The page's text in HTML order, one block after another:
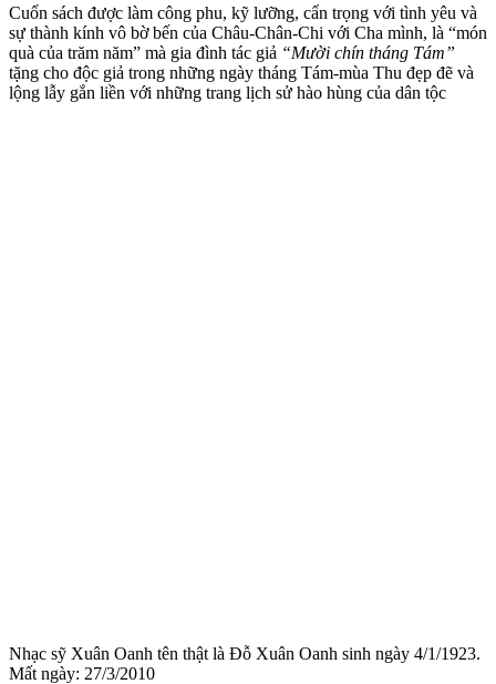
Cuốn sách được làm công phu, kỹ lưỡng, cẩn trọng với tình yêu và
sự thành kính vô bờ bến của Châu-Chân-Chi với Cha mình, là “món
quà của trăm năm” mà gia đình tác giả “Mười chín tháng Tám”
tặng cho độc giả trong những ngày tháng Tám-mùa Thu đẹp đẽ và
lộng lẫy gắn liền với những trang lịch sử hào hùng của dân tộc
Nhạc sỹ Xuân Oanh tên thật là Đỗ Xuân Oanh sinh ngày 4/1/1923.
Mất ngày: 27/3/2010